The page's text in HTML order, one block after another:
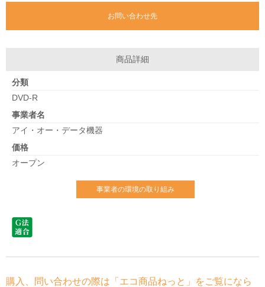
お問い合わせ先
商品詳細
分類
DVD-R
事業者名
アイ・オー・データ機器
価格
オープン
事業者の環境の取り組み
購入、問い合わせの際は「エコ商品ねっと」をご覧になら